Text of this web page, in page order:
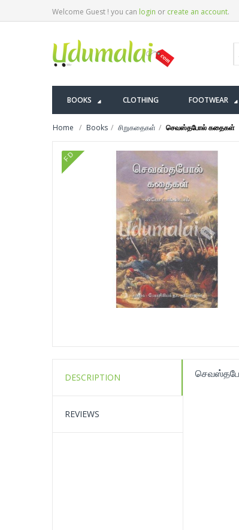
Welcome Guest ! you can login or create an account.
BOOKS CLOTHING FOOTWEAR
Home Books சிறுகதைகள் செவஸ்தபோல் கதைகள்
FD
DESCRIPTION
REVIEWS